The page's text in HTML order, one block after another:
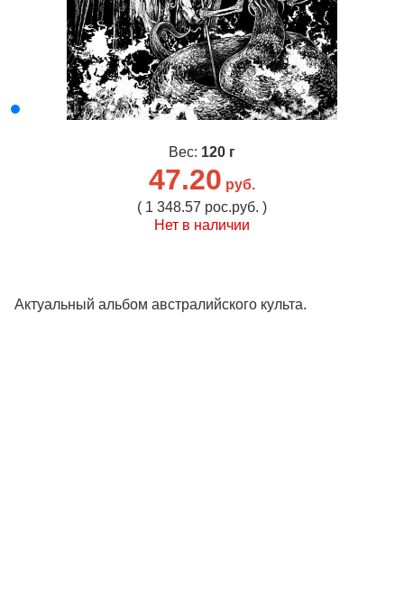
Вес: 120 г
47.20 руб.
( 1 348.57 рос.руб. )
Нет в наличии
Актуальный альбом австралийского культа.